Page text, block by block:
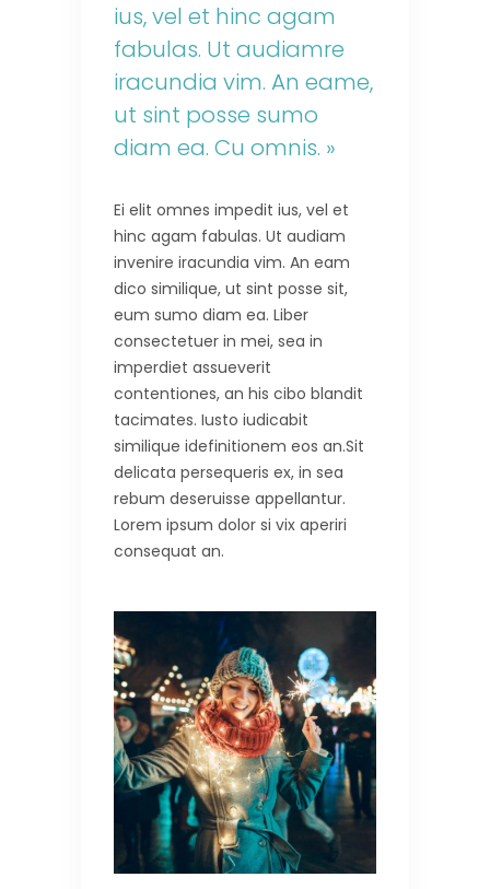
ius, vel et hinc agam
fabulas. Ut audiamre
iracundia vim. An eame,
ut sint posse sumo
diam ea. Cu omnis. »
Ei elit omnes impedit ius, vel et
hinc agam fabulas. Ut audiam
invenire iracundia vim. An eam
dico similique, ut sint posse sit,
eum sumo diam ea. Liber
consectetuer in mei, sea in
imperdiet assueverit
contentiones, an his cibo blandit
tacimates. Iusto iudicabit
similique idefinitionem eos an.Sit
delicata persequeris ex, in sea
rebum deseruisse appellantur.
Lorem ipsum dolor si vix aperiri
consequat an.